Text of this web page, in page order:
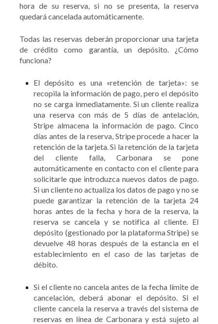
hora de su reserva, si no se presenta, la reserva
quedará cancelada automáticamente.
Todas las reservas deberán proporcionar una tarjeta
de crédito como garantía, un depósito. ¿Cómo
funciona?
El depósito es una «retención de tarjeta»: se
recopila la información de pago, pero el depósito
no se carga inmediatamente. Si un cliente realiza
una reserva con más de 5 días de antelación,
Stripe almacena la información de pago. Cinco
días antes de la reserva, Stripe procede a hacer la
retención de la tarjeta. Si la retención de la tarjeta
del cliente falla, Carbonara se pone
automáticamente en contacto con el cliente para
solicitarle que introduzca nuevos datos de pago.
Si un cliente no actualiza los datos de pago y no se
puede garantizar la retención de la tarjeta 24
horas antes de la fecha y hora de la reserva, la
reserva se cancela y se notifica al cliente. El
depósito (gestionado por la plataforma Stripe) se
devuelve 48 horas después de la estancia en el
establecimiento en el caso de las tarjetas de
débito.
Si el cliente no cancela antes de la fecha límite de
cancelación, deberá abonar el depósito. Si el
cliente cancela la reserva a través del sistema de
reservas en línea de Carbonara y está sujeto al